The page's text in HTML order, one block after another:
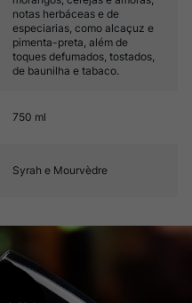
notas herbáceas e de
especiarias, como alcaçuz e
pimenta-preta, além de
toques defumados, tostados,
de baunilha e tabaco.
750 ml
Syrah e Mourvèdre